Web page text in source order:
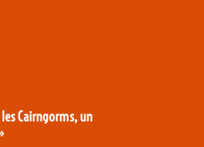
Cairngorms, un